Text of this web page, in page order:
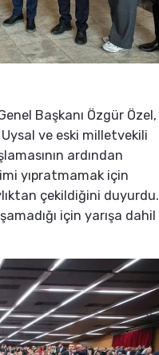
Başkanı Özgür Özel,
ve eski milletvekili
ardından
yıpratmamak için
çekildiğini duyurdu.
için yarışa dahil